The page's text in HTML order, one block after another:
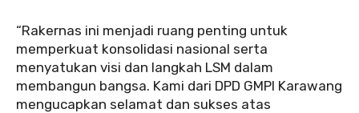
‎‎“Rakernas ini menjadi ruang penting untuk
memperkuat konsolidasi nasional serta
menyatukan visi dan langkah LSM dalam
membangun bangsa. Kami dari DPD GMPI Karawang
mengucapkan selamat dan sukses atas